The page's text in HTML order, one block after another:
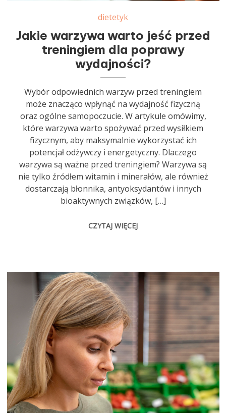
dietetyk
Jakie warzywa warto jeść przed
treningiem dla poprawy
wydajności?
Wybór odpowiednich warzyw przed treningiem
może znacząco wpłynąć na wydajność fizyczną
oraz ogólne samopoczucie. W artykule omówimy,
które warzywa warto spożywać przed wysiłkiem
fizycznym, aby maksymalnie wykorzystać ich
potencjał odżywczy i energetyczny. Dlaczego
warzywa są ważne przed treningiem? Warzywa są
nie tylko źródłem witamin i minerałów, ale również
dostarczają błonnika, antyoksydantów i innych
bioaktywnych związków, […]
CZYTAJ WIĘCEJ